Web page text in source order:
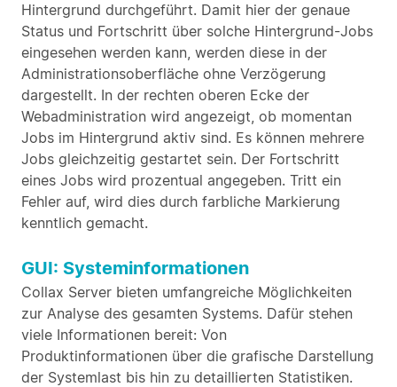
Hintergrund durchgeführt. Damit hier der genaue
Status und Fortschritt über solche Hintergrund-Jobs
eingesehen werden kann, werden diese in der
Administrationsoberfläche ohne Verzögerung
dargestellt. In der rechten oberen Ecke der
Webadministration wird angezeigt, ob momentan
Jobs im Hintergrund aktiv sind. Es können mehrere
Jobs gleichzeitig gestartet sein. Der Fortschritt
eines Jobs wird prozentual angegeben. Tritt ein
Fehler auf, wird dies durch farbliche Markierung
kenntlich gemacht.
GUI: Systeminformationen
Collax Server bieten umfangreiche Möglichkeiten
zur Analyse des gesamten Systems. Dafür stehen
viele Informationen bereit: Von
Produktinformationen über die grafische Darstellung
der Systemlast bis hin zu detaillierten Statistiken.